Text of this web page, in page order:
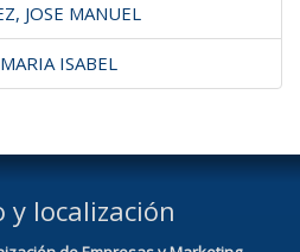
JOSE MANUEL
ISABEL
y localización